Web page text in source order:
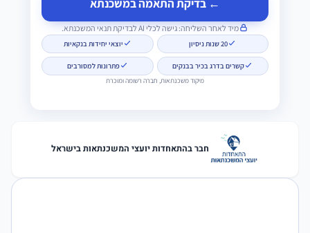
← בדיקת התאמה במשכנתא
מיד לאחר השליחה: גישה לכלי AI לבדיקת תנאי המשכנתא.
20 שנות ניסיון יוצאי יחידות בנקאיות
קשרים בדרג בכיר בבנקים פתרונות למסורבים
מיקוד משכנתאות, חברה רשומה ומוכרת
חבר בהתאחדות יועצי המשכנתאות בישראל